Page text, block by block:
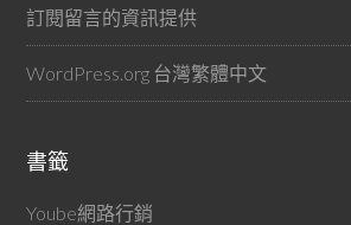
訂閱留言的資訊提供
WordPress.org 台灣繁體中文
書籤
Yoube網路行銷